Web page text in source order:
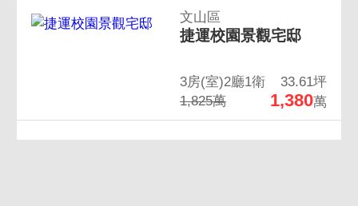
文山區
捷運校園景觀宅邸
3房(室)2廳1衛
33.61坪
1,825萬
1,380萬